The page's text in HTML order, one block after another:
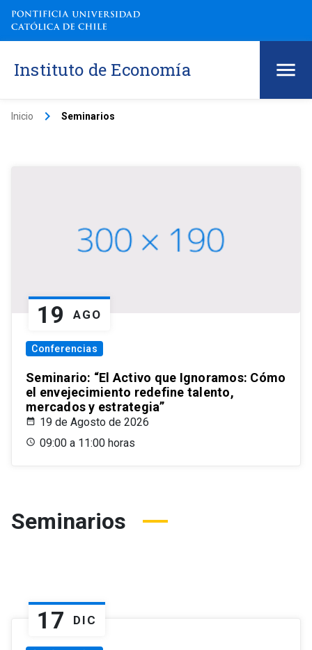
Instituto de Economía
Inicio keyboard_arrow_right Seminarios
19 AGO
Conferencias
Seminario: “El Activo que Ignoramos: Cómo
el envejecimiento redefine talento,
mercados y estrategia”
19 de Agosto de 2026
09:00 a 11:00 horas
Seminarios
17 DIC